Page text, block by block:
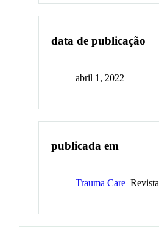
data de publicação
abril 1, 2022
publicada em
Trauma Care Revista